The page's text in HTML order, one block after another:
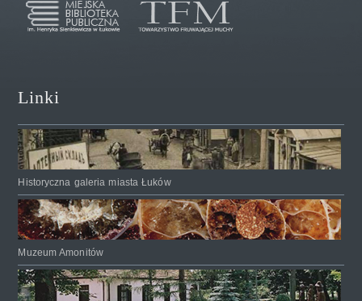
Linki
Historyczna galeria miasta Łuków
Muzeum Amonitów